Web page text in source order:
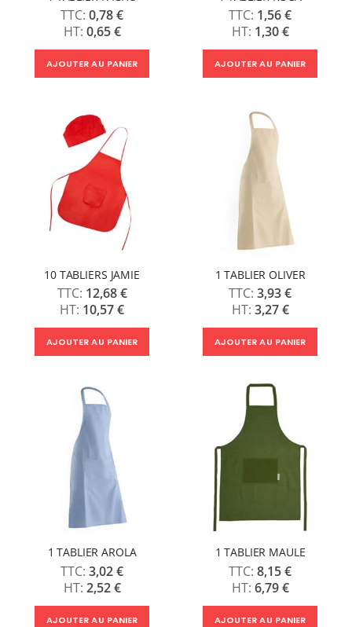
0,78 €
0,65 €
AJOUTER AU PANIER
1,56 €
1,30 €
AJOUTER AU PANIER
10 TABLIERS JAMIE
12,68 €
10,57 €
AJOUTER AU PANIER
1 TABLIER OLIVER
3,93 €
3,27 €
AJOUTER AU PANIER
1 TABLIER AROLA
3,02 €
2,52 €
AJOUTER AU PANIER
1 TABLIER MAULE
8,15 €
6,79 €
AJOUTER AU PANIER